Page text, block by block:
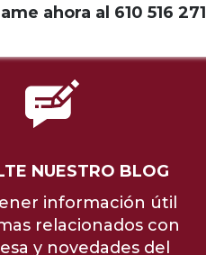
ahora al 610 516 271
NUESTRO BLOG
información útil
relacionados con
y novedades del